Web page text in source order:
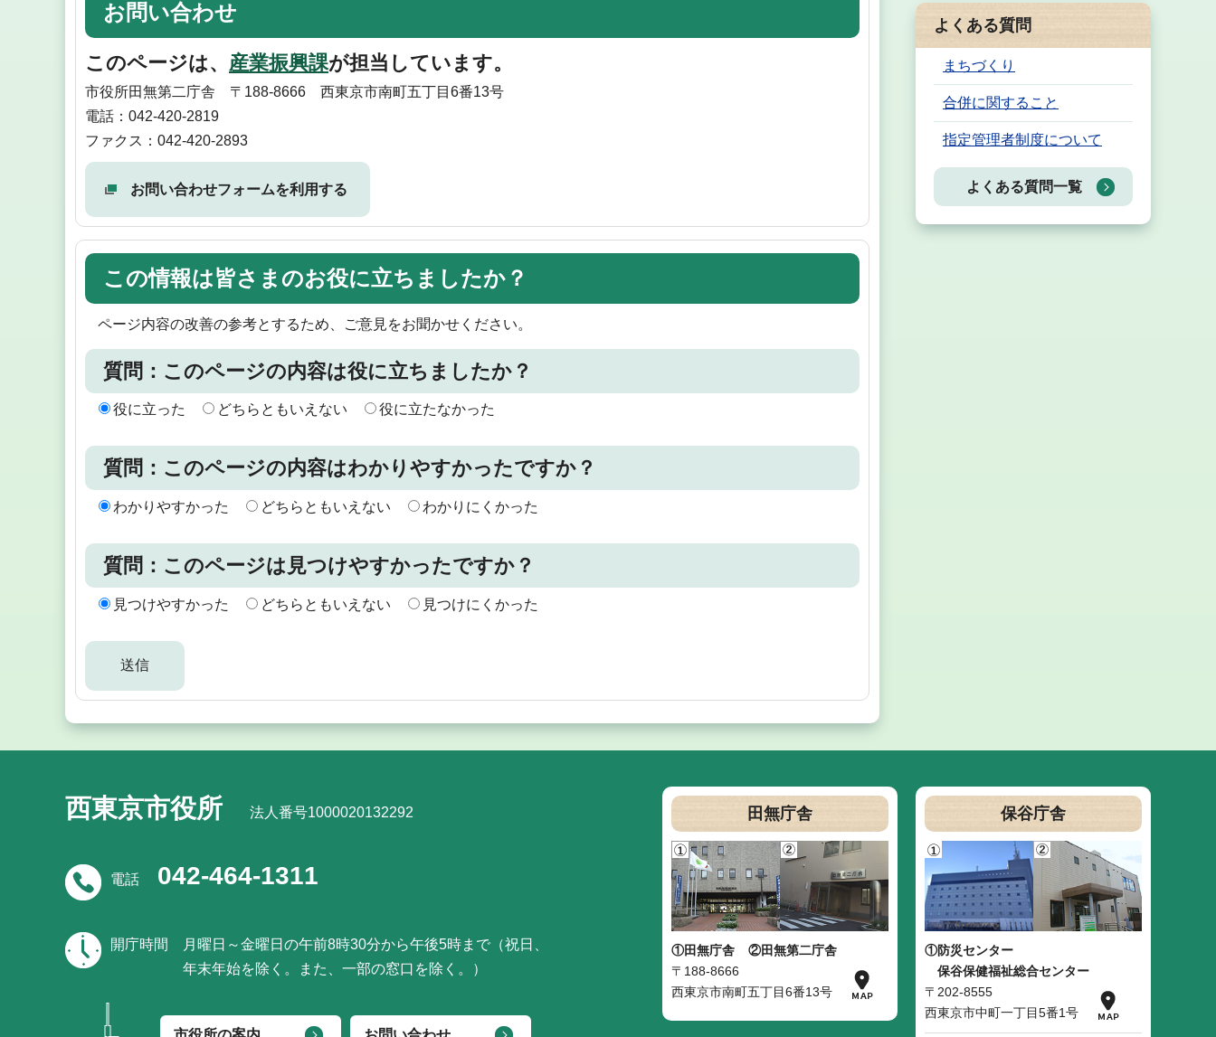
お問い合わせ
このページは、 産業振興課が担当しています。
市役所田無第二庁舎 〒188-8666 西東京市南町五丁目6番13号
電話：042-420-2819
ファクス：042-420-2893
お問い合わせフォームを利用する
この情報は皆さまのお役に立ちましたか？
ページ内容の改善の参考とするため、ご意見をお聞かせください。
質問：このページの内容は役に立ちましたか？
役に立った どちらともいえない 役に立たなかった
質問：このページの内容はわかりやすかったですか？
わかりやすかった どちらともいえない わかりにくかった
質問：このページは見つけやすかったですか？
見つけやすかった どちらともいえない 見つけにくかった
よくある質問
まちづくり
合併に関すること
指定管理者制度について
よくある質問一覧
西東京市役所 法人番号1000020132292
電話 042-464-1311
開庁時間
月曜日～金曜日の午前8時30分から午後5時まで（祝日、
年末年始を除く。また、一部の窓口を除く。）
田無庁舎
①田無庁舎
②田無第二庁舎
〒188-8666
西東京市南町五丁目6番13号
保谷庁舎
①防災センター
保谷保健福祉総合センター
〒202-8555
西東京市中町一丁目5番1号